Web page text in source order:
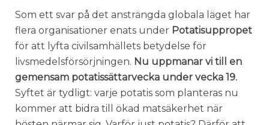
Som ett svar på det ansträngda globala läget har
flera organisationer enats under Potatisuppropet
för att lyfta civilsamhällets betydelse för
livsmedelsförsörjningen. Nu uppmanar vi till en
gemensam potatissättarvecka under vecka 19.
Syftet är tydligt: varje potatis som planteras nu
kommer att bidra till ökad matsäkerhet när